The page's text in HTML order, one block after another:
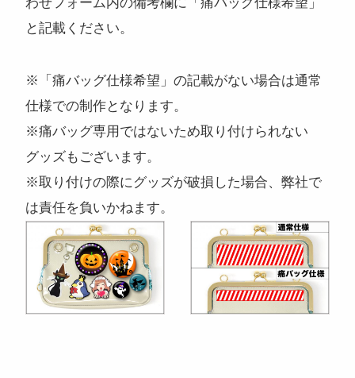
と記載ください。
※「痛バッグ仕様希望」の記載がない場合は通常
仕様での制作となります。
※痛バッグ専用ではないため取り付けられない
グッズもございます。
※取り付けの際にグッズが破損した場合、弊社で
は責任を負いかねます。